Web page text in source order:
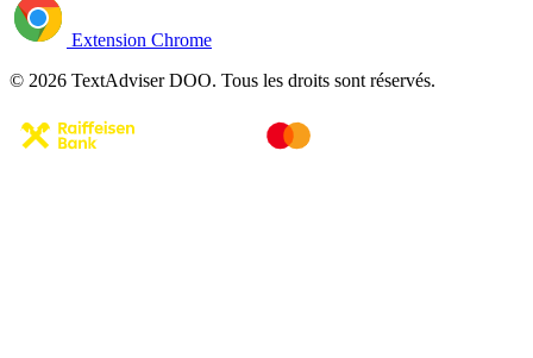
Extension Chrome
© 2026 TextAdviser DOO. Tous les droits sont réservés.